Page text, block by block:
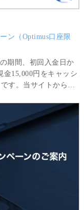
ン（Optimus口座限
期間、初回入金日か
金15,000円をキャッシ
す。当サイトから